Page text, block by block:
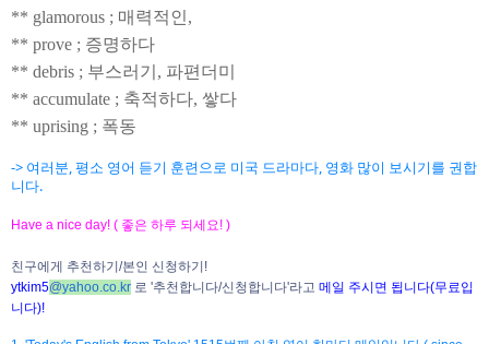
** glamorous ; 매력적인,
** prove ; 증명하다
** debris ; 부스러기, 파편더미
** accumulate ; 축적하다, 쌓다
** uprising ; 폭동
-> 여러분, 평소 영어 듣기 훈련으로 미국 드라마다, 영화 많이 보시기를 권합
니다.
Have a nice day! ( 좋은 하루 되세요! )
친구에게 추천하기/본인 신청하기!
ytkim5@yahoo.co.kr 로 '추천합니다/신청합니다'라고 메일 주시면 됩니다(무료입
니다)!